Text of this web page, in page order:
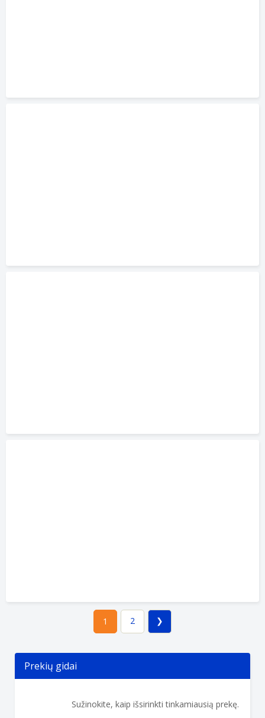
1 2
Prekių gidai
Sužinokite, kaip išsirinkti tinkamiausią prekę.